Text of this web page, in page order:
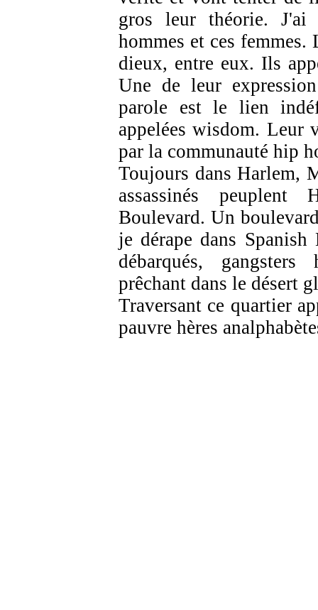
gros leur théorie.
hommes et ces femmes.
dieux, entre eux. Ils
Une de leur
parole est le lien
appelées wisdom. Leur
par la communauté hip
Toujours dans Harlem,
assassinés
Boulevard. Un
je dérape dans
débarqués, gangsters
prêchant dans le désert
Traversant ce quartier
pauvre hères